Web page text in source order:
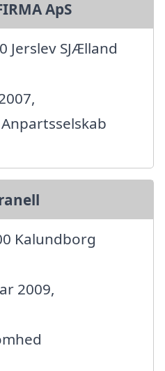
ApS
Jerslev SJÆlland
Kalundborg
2009,